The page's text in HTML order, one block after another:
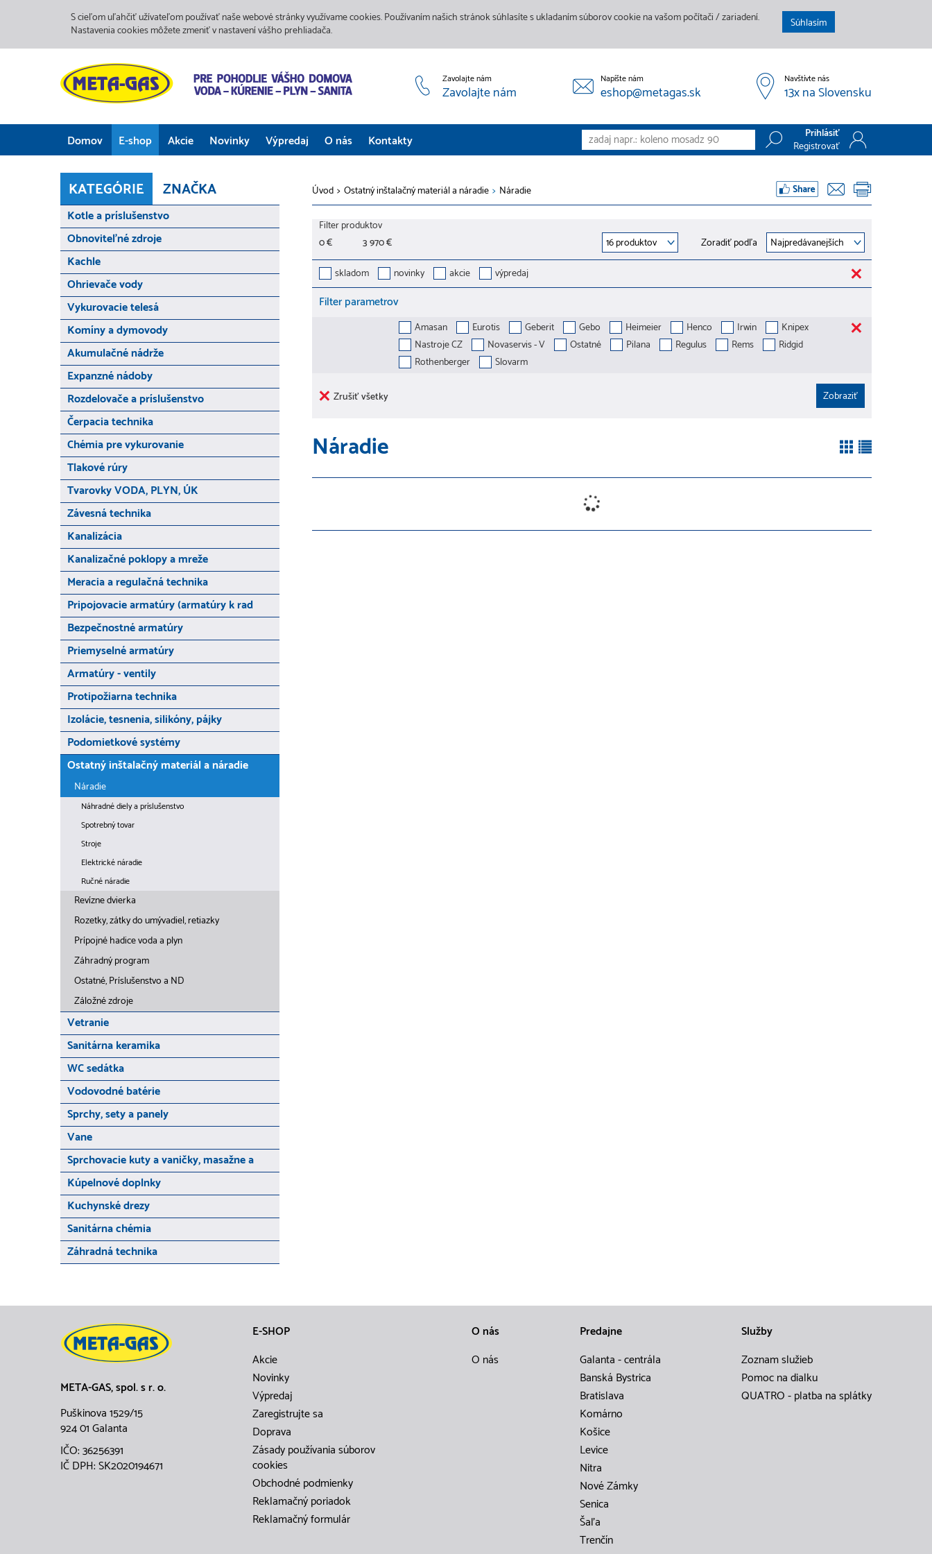
S cieľom uľahčiť užívateľom používať naše webové stránky využívame cookies. Používaním našich stránok súhlasíte s ukladaním súborov cookie na vašom počítači / zariadení.
Nastavenia cookies môžete zmeniť v nastavení vášho prehliadača.
Súhlasím
Zavolajte nám
Zavolajte nám
Napíšte nám
eshop@metagas.sk
Navštívte nás
13x na Slovensku
Domov E-shop Akcie Novinky Výpredaj O nás
Služby
Predajne
Galéria
Kontakty
Prihlásiť
Registrovať
Registrovať
KATEGÓRIE ZNAČKA
Kotle a príslušenstvo
Obnoviteľné zdroje
Kachle
Ohrievače vody
Vykurovacie telesá
Komíny a dymovody
Akumulačné nádrže
Expanzné nádoby
Rozdelovače a príslušenstvo
Čerpacia technika
Chémia pre vykurovanie
Tlakové rúry
Tvarovky VODA, PLYN, ÚK
Závesná technika
Kanalizácia
Kanalizačné poklopy a mreže
Meracia a regulačná technika
Pripojovacie armatúry (armatúry k rad
Bezpečnostné armatúry
Priemyselné armatúry
Armatúry - ventily
Protipožiarna technika
Izolácie, tesnenia, silikóny, pájky
Podomietkové systémy
Ostatný inštalačný materiál a náradie
Náradie
Náhradné diely a príslušenstvo
Spotrebný tovar
Stroje
Elektrické náradie
Ručné náradie
Revízne dvierka
Rozetky, zátky do umývadiel, retiazky
Prípojné hadice voda a plyn
Záhradný program
Ostatné, Príslušenstvo a ND
Záložné zdroje
Vetranie
Sanitárna keramika
WC sedátka
Vodovodné batérie
Sprchy, sety a panely
Vane
Sprchovacie kuty a vaničky, masažne a
Kúpelnové doplnky
Kuchynské drezy
Sanitárna chémia
Záhradná technika
Úvod > Ostatný inštalačný materiál a náradie > Náradie
Filter produktov
0 €
3 970 €
Zoradiť podľa
skladom
novinky akcie výpredaj
Filter parametrov
Amasan Eurotis Geberit Gebo Heimeier Henco Irwin
Knipex
Nastroje CZ
Novaservis - V Ostatné Pilana Regulus Rems
Ridgid
Rothenberger
Slovarm
Zrušiť všetky
Náradie
META-GAS, spol. s r. o.
Puškinova 1529/15
924 01 Galanta
IČO: 36256391
IČ DPH: SK2020194671
E-SHOP
Akcie
Novinky
Výpredaj
Zaregistrujte sa
Doprava
Zásady používania súborov
cookies
Obchodné podmienky
Reklamačný poriadok
Reklamačný formulár
O nás
O nás
Predajne
Galanta - centrála
Banská Bystrica
Bratislava
Komárno
Košice
Levice
Nitra
Nové Zámky
Senica
Šaľa
Trenčín
Služby
Zoznam služieb
Pomoc na dialku
QUATRO - platba na splátky